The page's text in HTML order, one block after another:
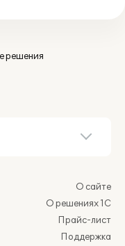
решения
О сайте
О решениях 1С
Прайс-лист
Поддержка